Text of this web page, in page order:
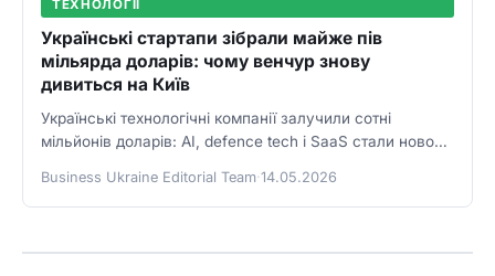
ТЕХНОЛОГІЇ
Українські стартапи зібрали майже пів
мільярда доларів: чому венчур знову
дивиться на Київ
Українські технологічні компанії залучили сотні
мільйонів доларів: AI, defence tech і SaaS стали новою
Business Ukraine Editorial Team·14.05.2026